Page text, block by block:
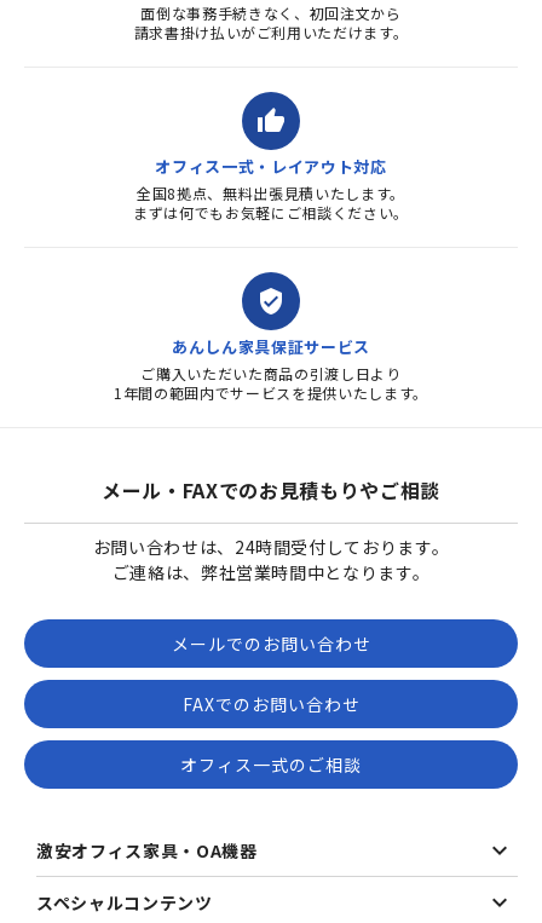
面倒な事務手続きなく、初回注文から
請求書掛け払いがご利用いただけます。
thumb_up
オフィス一式・レイアウト対応
全国8拠点、無料出張見積いたします。
まずは何でもお気軽にご相談ください。
verified_user
あんしん家具保証サービス
ご購入いただいた商品の引渡し日より
1年間の範囲内でサービスを提供いたします。
メール・FAXでのお見積もりやご相談
お問い合わせは、24時間受付しております。
ご連絡は、弊社営業時間中となります。
メールでのお問い合わせ
FAXでのお問い合わせ
オフィス一式のご相談
激安オフィス家具・OA機器
スペシャルコンテンツ